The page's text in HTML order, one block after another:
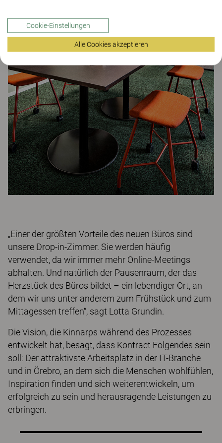
„Einer der größten Vorteile des neuen Büros sind
unsere Drop-in-Zimmer. Sie werden häufig
verwendet, da wir immer mehr Online-Meetings
abhalten. Und natürlich der Pausenraum, der das
Herzstück des Büros bildet – ein lebendiger Ort, an
dem wir uns unter anderem zum Frühstück und zum
Mittagessen treffen“, sagt Lotta Grundin.
Die Vision, die Kinnarps während des Prozesses
entwickelt hat, besagt, dass Kontract Folgendes sein
soll: Der attraktivste Arbeitsplatz in der IT-Branche
und in Örebro, an dem sich die Menschen wohlfühlen,
Inspiration finden und sich weiterentwickeln, um
erfolgreich zu sein und herausragende Leistungen zu
erbringen.
Cookie-Einstellungen
Alle Cookies akzeptieren